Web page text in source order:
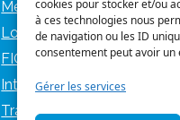
cookies pour stocker et/ou
à ces technologies nous
de navigation ou les ID
consentement peut avoir
Gérer les services
Mémoires et avis
Logos et normes
FIQ Militantes
IntraFIQ
Travailler à la FIQ